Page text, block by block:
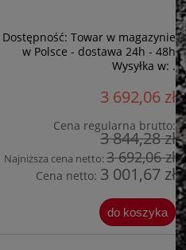
Dostępność: Towar w magazynie
w Polsce - dostawa 24h - 48h
Wysyłka w: .
3 692,06 zł
Cena regularna brutto:
3 844,28 zł
Najniższa cena netto:3 692,06 zł
Cena netto: 3 001,67 zł
do koszyka